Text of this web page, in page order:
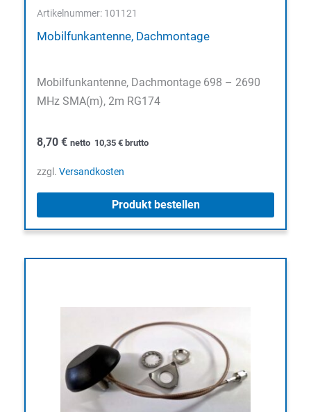
Artikelnummer: 101121
Mobilfunkantenne, Dachmontage
Mobilfunkantenne, Dachmontage 698 – 2690
MHz SMA(m), 2m RG174
8,70 € netto 10,35 € brutto
zzgl. Versandkosten
Produkt bestellen